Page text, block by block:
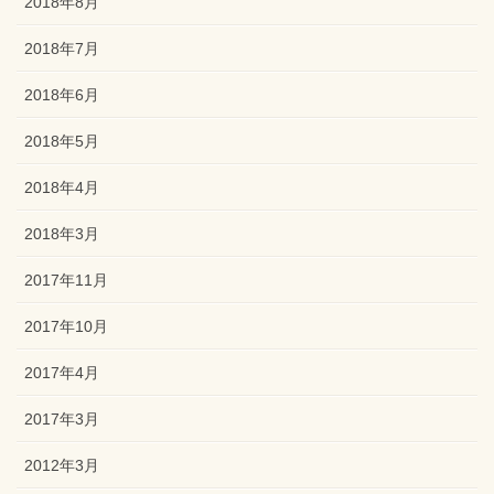
2018年7月
2018年6月
2018年5月
2018年4月
2018年3月
2017年11月
2017年10月
2017年4月
2017年3月
2012年3月